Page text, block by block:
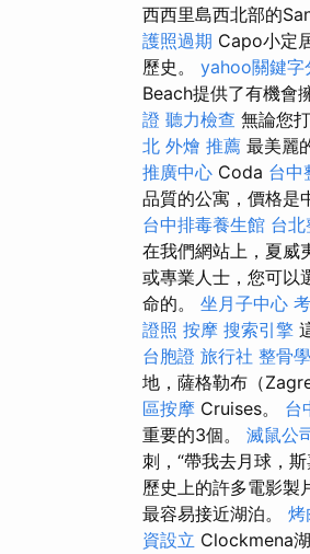
西西里島西北部的
護照過期 Capo小定
歷史。 yahoo關鍵字
Beach提供了有機會
證 聽力檢查 無論您
北 外燴 推薦 最美麗
推廣中心 Coda 台中
品質的公寓，價格是
台中排毒養生館 台北
在我們網站上，夏威
或專業人士，您可以
命的。 坐月子中心
證照 按摩 搜索引擎
台胞證 旅行社 整骨
地，薩格勒布（
區按摩 Cruises。 台
重要的3個。 滅鼠公
刺，“帶我去月球，
歷史上的許多電影製
最容易接近湖泊。 烤
資設立 Clockmena